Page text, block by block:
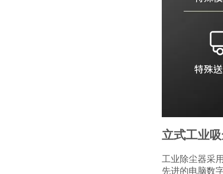
立式工业
工业除尘器采
先进的电脑数